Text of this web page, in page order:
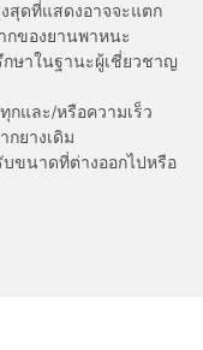
สุดที่แสดงอาจจะแตก
กของยานพาหนะ
ษาในฐานะผู้เชี่ยวชาญ
และ/หรือความเร็ว
ยางเดิม
ขนาดที่ต่างออกไปหรือ